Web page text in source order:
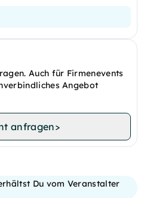
Auch für Firmenevents
Angebot
anfragen>
Du vom Veranstalter